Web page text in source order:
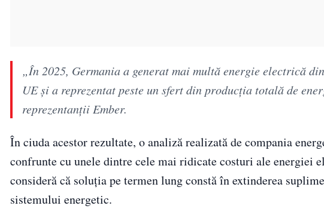
„În 2025, Germania a generat mai multă energie electrică
UE și a reprezentat peste un sfert din producția totală de
reprezentanții Ember.
În ciuda acestor rezultate, o analiză realizată de compania
confrunte cu unele dintre cele mai ridicate costuri ale energiei
consideră că soluția pe termen lung constă în extinderea
sistemului energetic.